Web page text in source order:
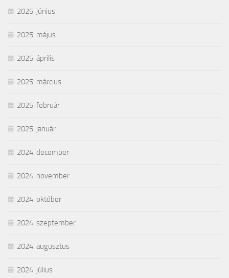
2025. június
2025. május
2025. április
2025. március
2025. február
2025. január
2024. december
2024. november
2024. október
2024. szeptember
2024. augusztus
2024. július